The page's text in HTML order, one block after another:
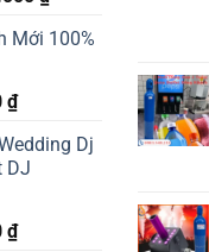
tại
2.400.000 ₫.
Mới 100%
₫Giá
tại
là:
Dj
DJ
₫Giá